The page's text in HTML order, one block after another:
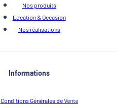
Nos produits
Location & Occasion
Nos réalisations
Informations
Conditions Générales de Vente